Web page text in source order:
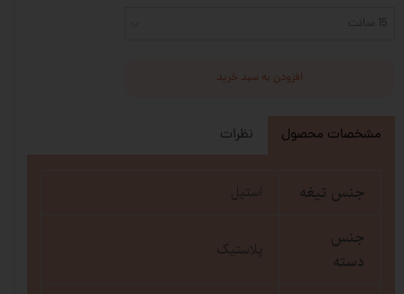
15 سانت
افزودن به سبد خرید
مشخصات محصول نظرات
جنس تیغه استیل
جنس
دسته
پلاستیک